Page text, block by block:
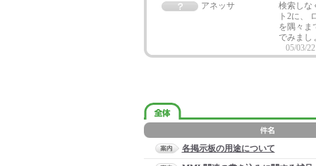
アネッサ
検索しな
ト2に、
を隅々ま
でみまし
05/03/
各掲示板の用途について